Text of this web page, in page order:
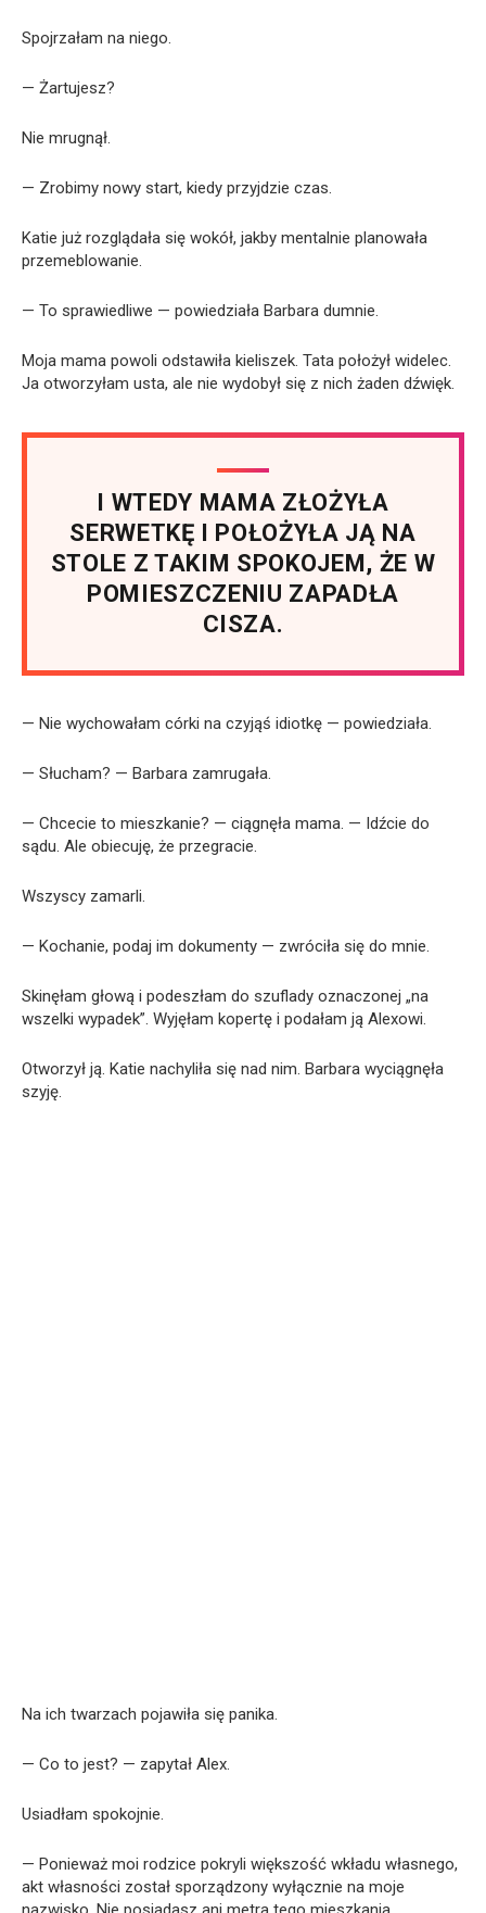
Spojrzałam na niego.
— Żartujesz?
Nie mrugnął.
— Zrobimy nowy start, kiedy przyjdzie czas.
Katie już rozglądała się wokół, jakby mentalnie planowała
przemeblowanie.
— To sprawiedliwe — powiedziała Barbara dumnie.
Moja mama powoli odstawiła kieliszek. Tata położył widelec.
Ja otworzyłam usta, ale nie wydobył się z nich żaden dźwięk.
I WTEDY MAMA ZŁOŻYŁA
SERWETKĘ I POŁOŻYŁA JĄ NA
STOLE Z TAKIM SPOKOJEM, ŻE W
POMIESZCZENIU ZAPADŁA
CISZA.
— Nie wychowałam córki na czyjąś idiotkę — powiedziała.
— Słucham? — Barbara zamrugała.
— Chcecie to mieszkanie? — ciągnęła mama. — Idźcie do
sądu. Ale obiecuję, że przegracie.
Wszyscy zamarli.
— Kochanie, podaj im dokumenty — zwróciła się do mnie.
Skinęłam głową i podeszłam do szuflady oznaczonej „na
wszelki wypadek”. Wyjęłam kopertę i podałam ją Alexowi.
Otworzył ją. Katie nachyliła się nad nim. Barbara wyciągnęła
szyję.
Na ich twarzach pojawiła się panika.
— Co to jest? — zapytał Alex.
Usiadłam spokojnie.
— Ponieważ moi rodzice pokryli większość wkładu własnego,
akt własności został sporządzony wyłącznie na moje